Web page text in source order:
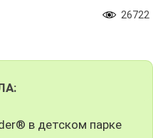
26722
в детском парке